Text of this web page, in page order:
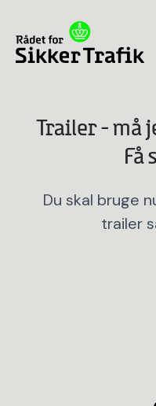
Trailer - må
Du skal bruge
trailer